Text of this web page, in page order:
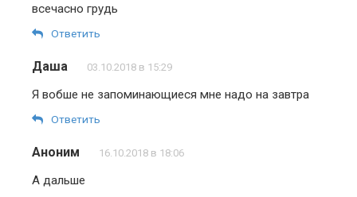
всечасно грудь
Ответить
Даша 03.10.2018 в 15:29
Я вобше не запоминающиеся мне надо на завтра
Ответить
Аноним 16.10.2018 в 18:06
А дальше